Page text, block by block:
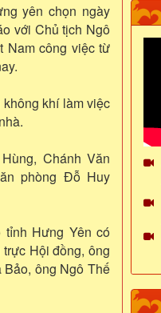
yên chọn ngày
với Chủ tịch Ngô
Nam công việc từ
khí làm việc
Chánh Văn
phòng Đỗ Huy
Hưng Yên có
Hội đồng, ông
ông Ngô Thế